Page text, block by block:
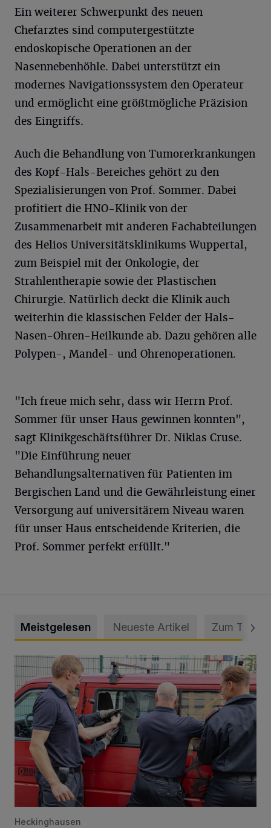
Ein weiterer Schwerpunkt des neuen
Chefarztes sind computergestützte
endoskopische Operationen an der
Nasennebenhöhle. Dabei unterstützt ein
modernes Navigationssystem den Operateur
und ermöglicht eine größtmögliche Präzision
des Eingriffs.
Auch die Behandlung von Tumorerkrankungen
des Kopf-Hals-Bereiches gehört zu den
Spezialisierungen von Prof. Sommer. Dabei
profitiert die HNO-Klinik von der
Zusammenarbeit mit anderen Fachabteilungen
des Helios Universitätsklinikums Wuppertal,
zum Beispiel mit der Onkologie, der
Strahlentherapie sowie der Plastischen
Chirurgie. Natürlich deckt die Klinik auch
weiterhin die klassischen Felder der Hals-
Nasen-Ohren-Heilkunde ab. Dazu gehören alle
Polypen-, Mandel- und Ohrenoperationen.
"Ich freue mich sehr, dass wir Herrn Prof.
Sommer für unser Haus gewinnen konnten",
sagt Klinikgeschäftsführer Dr. Niklas Cruse.
"Die Einführung neuer
Behandlungsalternativen für Patienten im
Bergischen Land und die Gewährleistung einer
Versorgung auf universitärem Niveau waren
für unser Haus entscheidende Kriterien, die
Prof. Sommer perfekt erfüllt."
Meistgelesen Neueste Artikel Zum Thema
Feuerwehr befreit Kind aus verschlossenem VW Bulli
Heckinghausen